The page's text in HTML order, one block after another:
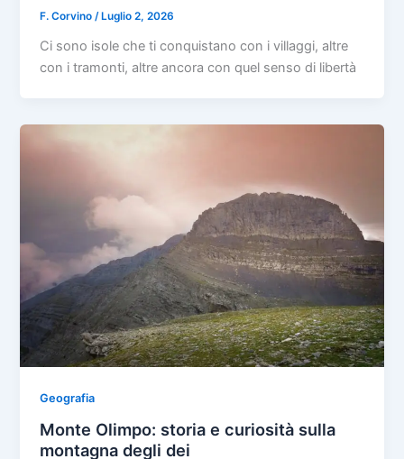
F. Corvino/ Luglio 2, 2026
Ci sono isole che ti conquistano con i villaggi, altre
con i tramonti, altre ancora con quel senso di libertà
Geografia
Monte Olimpo: storia e curiosità sulla
montagna degli dei